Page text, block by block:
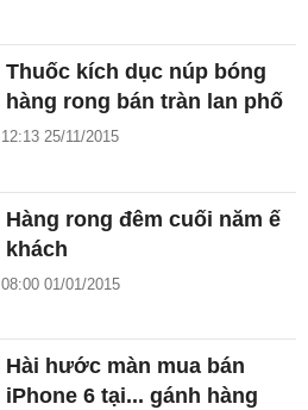
Thuốc kích dục núp bóng
hàng rong bán tràn lan phố
12:13 25/11/2015
Hàng rong đêm cuối năm ế
khách
08:00 01/01/2015
Hài hước màn mua bán
iPhone 6 tại... gánh hàng